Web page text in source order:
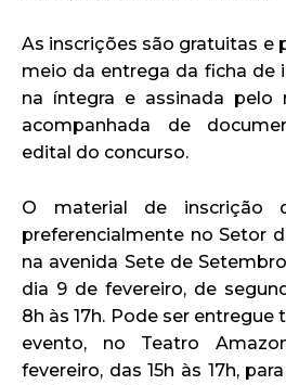
As inscrições são gratuitas e
meio da entrega da ficha de
na íntegra e assinada pelo
acompanhada de
edital do concurso.
O material de inscrição
preferencialmente no Setor
na avenida Sete de
dia 9 de fevereiro, de
8h às 17h. Pode ser
evento, no Teatro
fevereiro, das 15h às 17h,